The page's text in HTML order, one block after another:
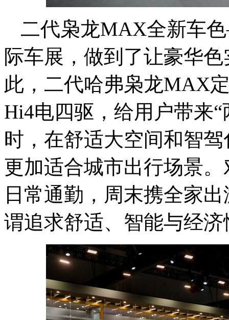
二代枭龙MAX全新车
际车展，做到了让豪华
此，二代哈弗枭龙MAX
Hi4电四驱，给用户带来
时，在舒适大空间和智
更加适合城市出行场景
日常通勤，周末携全家
谓追求舒适、智能与经